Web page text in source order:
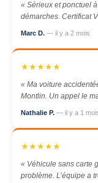
« Sérieux et ponctuel
démarches. Certificat
Marc D. — il y a 2 mois
★★★★★
« Ma voiture
Montlin. Un appel le
Nathalie P. — il y a 1
★★★★★
« Véhicule sans carte
problème. L’équipe a